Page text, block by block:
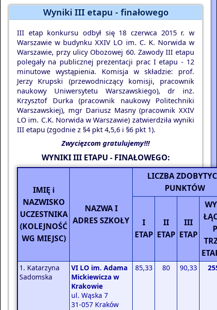
Wyniki III etapu - finałowego
III etap konkursu odbył się 18 czerwca 2015 r. w
Warszawie w budynku XXIV LO im. C. K. Norwida w
Warszawie, przy ulicy Obozowej 60. Zawody III etapu
polegały na publicznej prezentacji prac I etapu - 12
minutowe wystąpienia. Komisja w składzie: prof.
Jerzy Krupski (przewodniczący komisji, pracownik
naukowy Uniwersytetu Warszawskiego), dr inż.
Krzysztof Durka (pracownik naukowy Politechniki
Warszawskiej), mgr Dariusz Masny (pracownik XXIV
LO im. C.K. Norwida w Warszawie) zatwierdziła wyniki
III etapu (zgodnie z §4 pkt 4,5,6 i §6 pkt 1).
Zwycięzcom gratulujemy!!!
WYNIKI III ETAPU - FINAŁOWEGO:
IMIĘ i
NAZWISKO
UCZESTNIKA
(KOLEJNOŚĆ
WG MIEJSC)
NAZWA I
ADRES SZKOŁY
LICZBA
PUNKTÓW
I
ETAP
II
ETAP
III
ETAP
1. Katarzyna
Sadomska
VI LO im. Adama
Mickiewicza w
Krakowie
ul. Wąska 7
31-057 Kraków
85,33 80 90,33